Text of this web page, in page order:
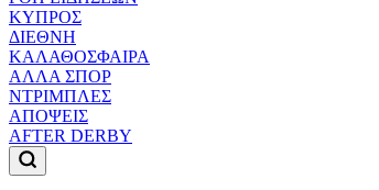
ΚΥΠΡΟΣ
ΔΙΕΘΝΗ
ΚΑΛΑΘΟΣΦΑΙΡΑ
ΑΛΛΑ ΣΠΟΡ
ΝΤΡΙΜΠΛΕΣ
ΑΠΟΨΕΙΣ
AFTER DERBY